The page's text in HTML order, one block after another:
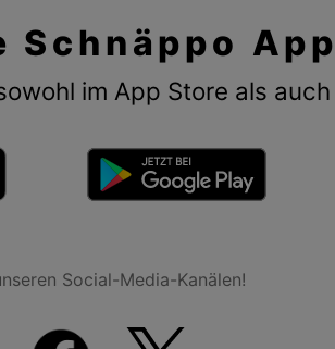
Schnäppo App
im App Store als
Social-Media-Kanälen!